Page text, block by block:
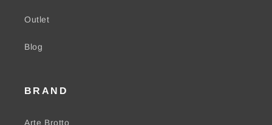
Outlet
Blog
BRAND
Arte Brotto